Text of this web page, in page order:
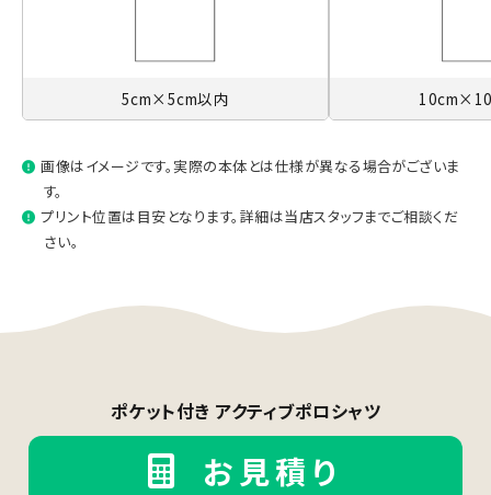
5cm×5cm以内
画像はイメージです。実際の本体とは仕様が異なる場合がございま
す。
プリント位置は目安となります。詳細は当店スタッフまでご相談くだ
さい。
ポケット付き アクティブポロシャツ
お見積り